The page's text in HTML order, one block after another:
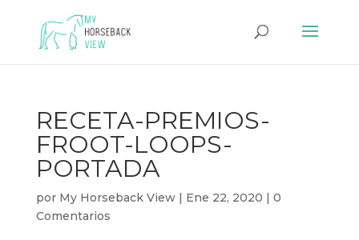
RECETA-PREMIOS-
FROOT-LOOPS-
PORTADA
por My Horseback View| Ene 22, 2020 | 0
Comentarios